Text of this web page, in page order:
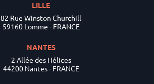
LILLE
82 Rue Winston Churchill
59160 Lomme - FRANCE
NANTES
2 Allée des Hélices
44200 Nantes - FRANCE